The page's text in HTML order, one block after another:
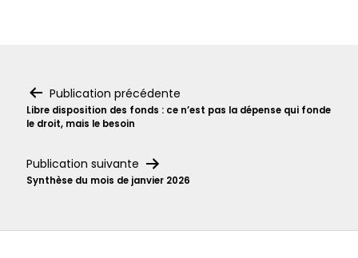
Navigation
de
Publication précédente
Libre disposition des fonds : ce n’est pas la dépense qui fonde
le droit, mais le besoin
Publication suivante
Synthèse du mois de janvier 2026